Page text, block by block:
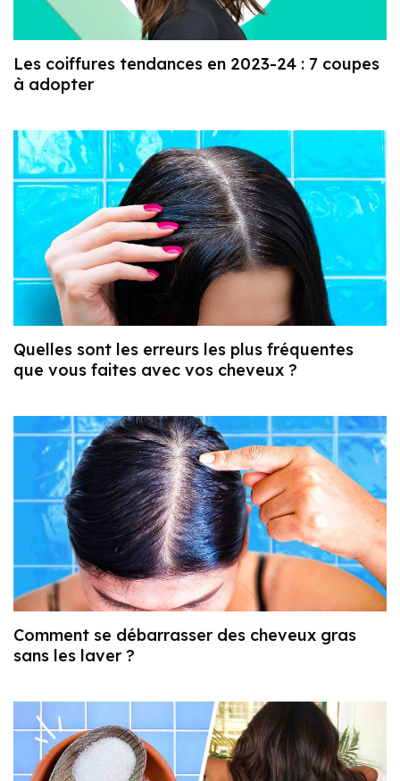
Les coiffures tendances en 2023-24 : 7 coupes
à adopter
Quelles sont les erreurs les plus fréquentes
que vous faites avec vos cheveux ?
Comment se débarrasser des cheveux gras
sans les laver ?